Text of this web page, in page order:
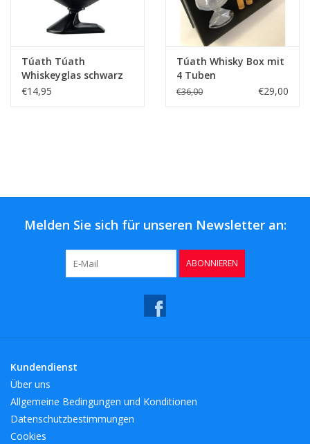
Túath Túath
Whiskeyglas schwarz
limitierte Auflage
€14,95
Túath Whisky Box mit
4 Tuben
€36,00 €29,00
Melden Sie sich für unseren Newsletter an:
ABONNIEREN
Kundendienst
Über uns
Allgemeine Bedingungen und Konditionen
Datenschutzbestimmungen
Cookies